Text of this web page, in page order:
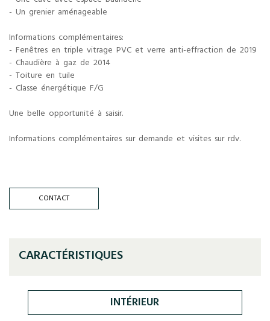
- Un grenier aménageable
Informations complémentaires:
- Fenêtres en triple vitrage PVC et verre anti-effraction de 2019
- Chaudière à gaz de 2014
- Toiture en tuile
- Classe énergétique F/G
Une belle opportunité à saisir.
Informations complémentaires sur demande et visites sur rdv.
CONTACT
CARACTÉRISTIQUES
INTÉRIEUR